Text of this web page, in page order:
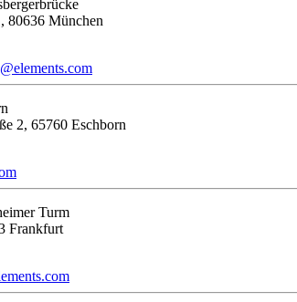
80636 München
2, 65760 Eschborn
Turm
Frankfurt